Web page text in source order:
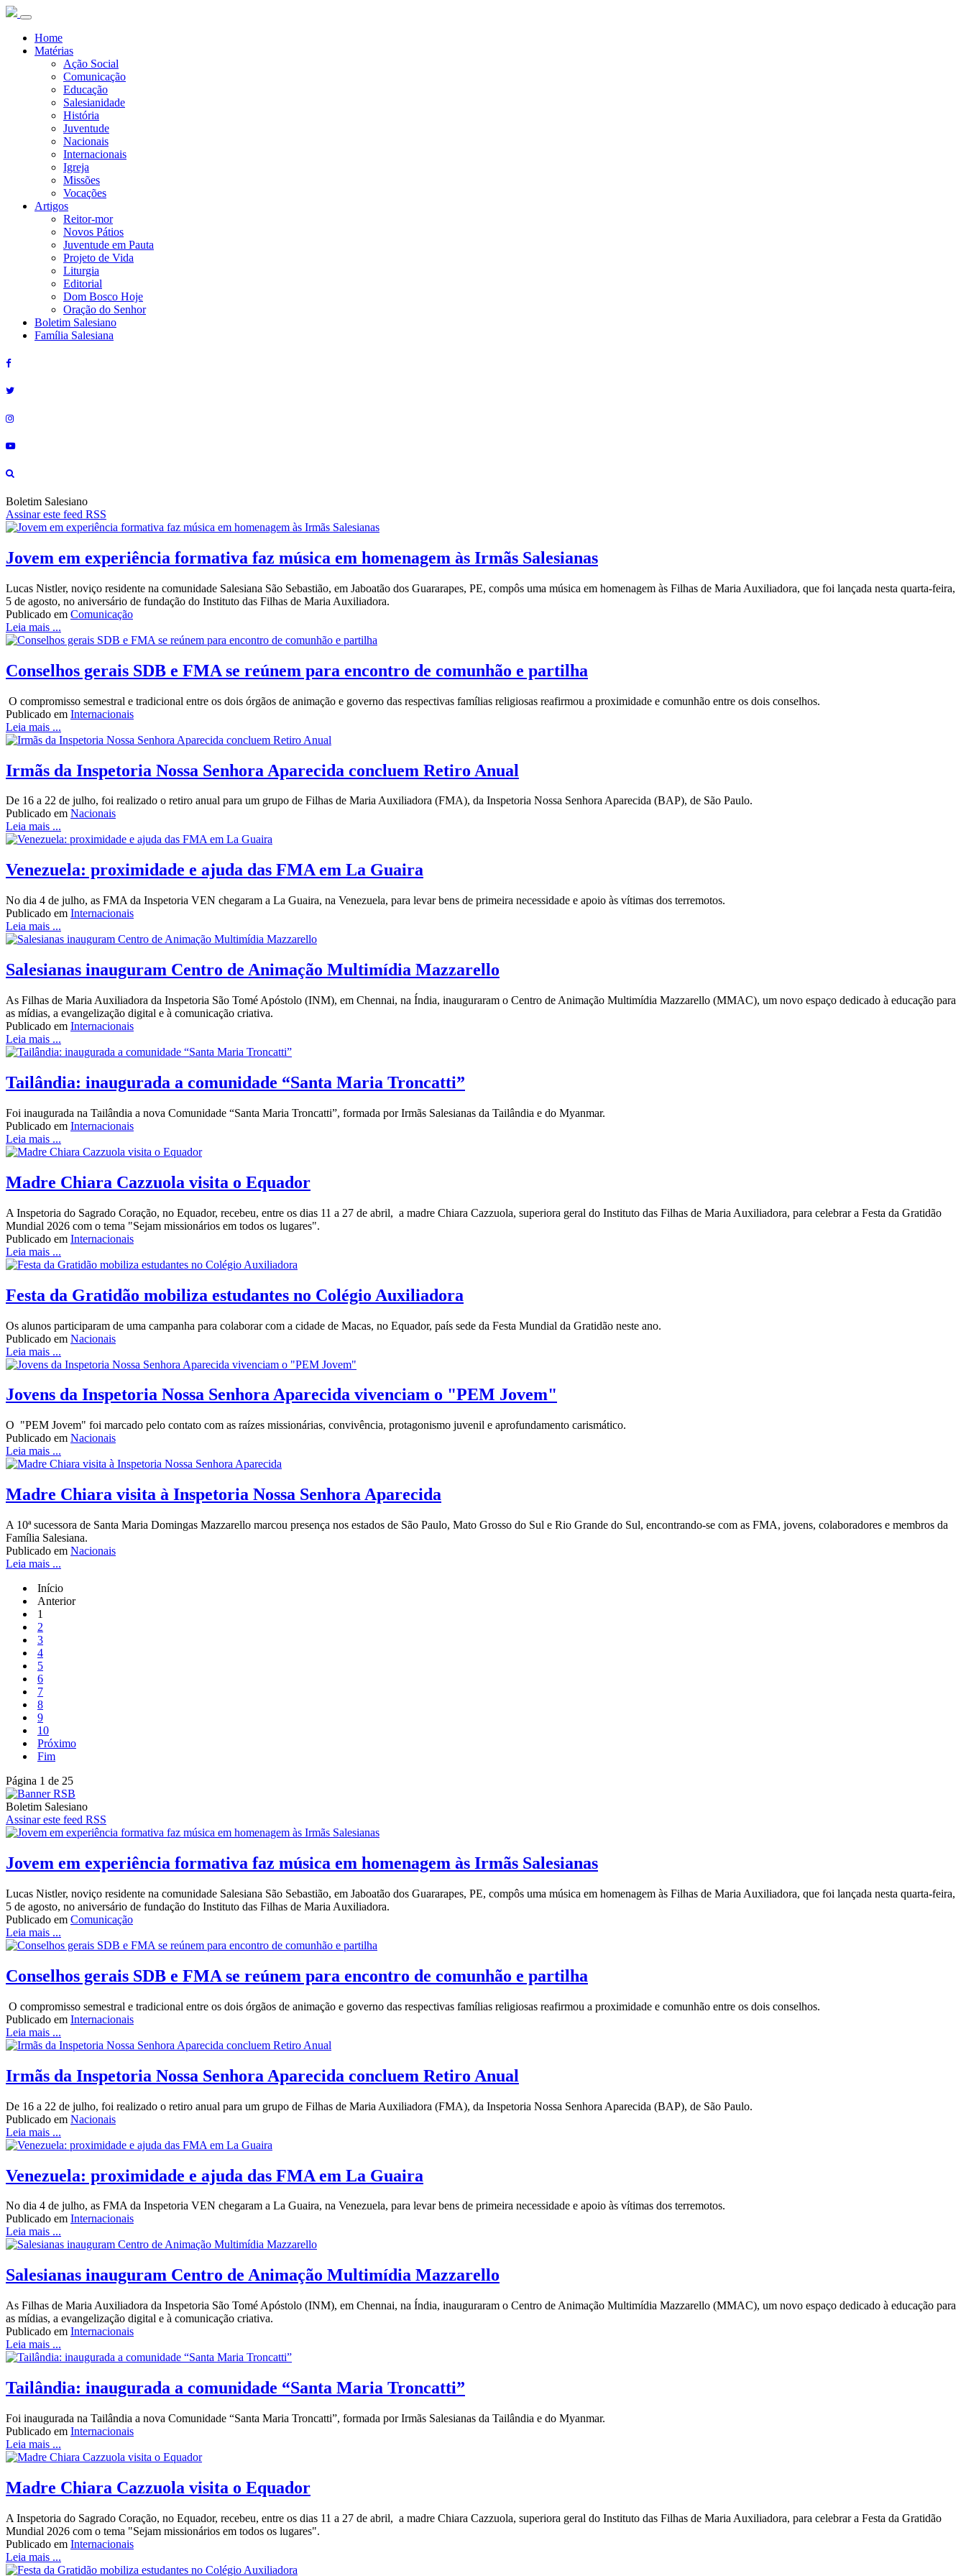
Home
Matérias
Ação Social
Comunicação
Educação
Salesianidade
História
Juventude
Nacionais
Internacionais
Igreja
Missões
Vocações
Artigos
Reitor-mor
Novos Pátios
Juventude em Pauta
Projeto de Vida
Liturgia
Editorial
Dom Bosco Hoje
Oração do Senhor
Boletim Salesiano
Família Salesiana
Boletim Salesiano
Assinar este feed RSS
Jovem em experiência formativa faz música em homenagem às Irmãs Salesianas
Lucas Nistler, noviço residente na comunidade Salesiana São Sebastião, em Jaboatão dos Guararapes, PE, compôs uma música em homenagem às Filhas de Maria Auxiliadora, que foi lançada nesta quarta-feira,
5 de agosto, no aniversário de fundação do Instituto das Filhas de Maria Auxiliadora.
Publicado em Comunicação
Leia mais ...
Conselhos gerais SDB e FMA se reúnem para encontro de comunhão e partilha
O compromisso semestral e tradicional entre os dois órgãos de animação e governo das respectivas famílias religiosas reafirmou a proximidade e comunhão entre os dois conselhos.
Publicado em Internacionais
Leia mais ...
Irmãs da Inspetoria Nossa Senhora Aparecida concluem Retiro Anual
De 16 a 22 de julho, foi realizado o retiro anual para um grupo de Filhas de Maria Auxiliadora (FMA), da Inspetoria Nossa Senhora Aparecida (BAP), de São Paulo.
Publicado em Nacionais
Leia mais ...
Venezuela: proximidade e ajuda das FMA em La Guaira
No dia 4 de julho, as FMA da Inspetoria VEN chegaram a La Guaira, na Venezuela, para levar bens de primeira necessidade e apoio às vítimas dos terremotos.
Publicado em Internacionais
Leia mais ...
Salesianas inauguram Centro de Animação Multimídia Mazzarello
As Filhas de Maria Auxiliadora da Inspetoria São Tomé Apóstolo (INM), em Chennai, na Índia, inauguraram o Centro de Animação Multimídia Mazzarello (MMAC), um novo espaço dedicado à educação para
as mídias, a evangelização digital e à comunicação criativa.
Publicado em Internacionais
Leia mais ...
Tailândia: inaugurada a comunidade “Santa Maria Troncatti”
Foi inaugurada na Tailândia a nova Comunidade “Santa Maria Troncatti”, formada por Irmãs Salesianas da Tailândia e do Myanmar.
Publicado em Internacionais
Leia mais ...
Madre Chiara Cazzuola visita o Equador
A Inspetoria do Sagrado Coração, no Equador, recebeu, entre os dias 11 a 27 de abril, a madre Chiara Cazzuola, superiora geral do Instituto das Filhas de Maria Auxiliadora, para celebrar a Festa da Gratidão
Mundial 2026 com o tema "Sejam missionários em todos os lugares".
Publicado em Internacionais
Leia mais ...
Festa da Gratidão mobiliza estudantes no Colégio Auxiliadora
Os alunos participaram de uma campanha para colaborar com a cidade de Macas, no Equador, país sede da Festa Mundial da Gratidão neste ano.
Publicado em Nacionais
Leia mais ...
Jovens da Inspetoria Nossa Senhora Aparecida vivenciam o "PEM Jovem"
O "PEM Jovem" foi marcado pelo contato com as raízes missionárias, convivência, protagonismo juvenil e aprofundamento carismático.
Publicado em Nacionais
Leia mais ...
Madre Chiara visita à Inspetoria Nossa Senhora Aparecida
A 10ª sucessora de Santa Maria Domingas Mazzarello marcou presença nos estados de São Paulo, Mato Grosso do Sul e Rio Grande do Sul, encontrando-se com as FMA, jovens, colaboradores e membros da
Família Salesiana.
Publicado em Nacionais
Leia mais ...
Início
Anterior
1
2
3
4
5
6
7
8
9
10
Próximo
Fim
Página 1 de 25
Boletim Salesiano
Assinar este feed RSS
Jovem em experiência formativa faz música em homenagem às Irmãs Salesianas
Lucas Nistler, noviço residente na comunidade Salesiana São Sebastião, em Jaboatão dos Guararapes, PE, compôs uma música em homenagem às Filhas de Maria Auxiliadora, que foi lançada nesta quarta-feira,
5 de agosto, no aniversário de fundação do Instituto das Filhas de Maria Auxiliadora.
Publicado em Comunicação
Leia mais ...
Conselhos gerais SDB e FMA se reúnem para encontro de comunhão e partilha
O compromisso semestral e tradicional entre os dois órgãos de animação e governo das respectivas famílias religiosas reafirmou a proximidade e comunhão entre os dois conselhos.
Publicado em Internacionais
Leia mais ...
Irmãs da Inspetoria Nossa Senhora Aparecida concluem Retiro Anual
De 16 a 22 de julho, foi realizado o retiro anual para um grupo de Filhas de Maria Auxiliadora (FMA), da Inspetoria Nossa Senhora Aparecida (BAP), de São Paulo.
Publicado em Nacionais
Leia mais ...
Venezuela: proximidade e ajuda das FMA em La Guaira
No dia 4 de julho, as FMA da Inspetoria VEN chegaram a La Guaira, na Venezuela, para levar bens de primeira necessidade e apoio às vítimas dos terremotos.
Publicado em Internacionais
Leia mais ...
Salesianas inauguram Centro de Animação Multimídia Mazzarello
As Filhas de Maria Auxiliadora da Inspetoria São Tomé Apóstolo (INM), em Chennai, na Índia, inauguraram o Centro de Animação Multimídia Mazzarello (MMAC), um novo espaço dedicado à educação para
as mídias, a evangelização digital e à comunicação criativa.
Publicado em Internacionais
Leia mais ...
Tailândia: inaugurada a comunidade “Santa Maria Troncatti”
Foi inaugurada na Tailândia a nova Comunidade “Santa Maria Troncatti”, formada por Irmãs Salesianas da Tailândia e do Myanmar.
Publicado em Internacionais
Leia mais ...
Madre Chiara Cazzuola visita o Equador
A Inspetoria do Sagrado Coração, no Equador, recebeu, entre os dias 11 a 27 de abril, a madre Chiara Cazzuola, superiora geral do Instituto das Filhas de Maria Auxiliadora, para celebrar a Festa da Gratidão
Mundial 2026 com o tema "Sejam missionários em todos os lugares".
Publicado em Internacionais
Leia mais ...